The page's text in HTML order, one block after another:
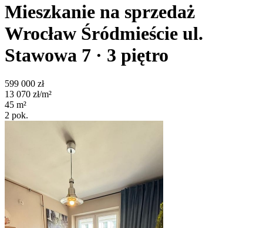
Mieszkanie na sprzedaż
Wrocław Śródmieście ul.
Stawowa 7 · 3 piętro
599 000 zł
13 070 zł/m²
45 m²
2 pok.